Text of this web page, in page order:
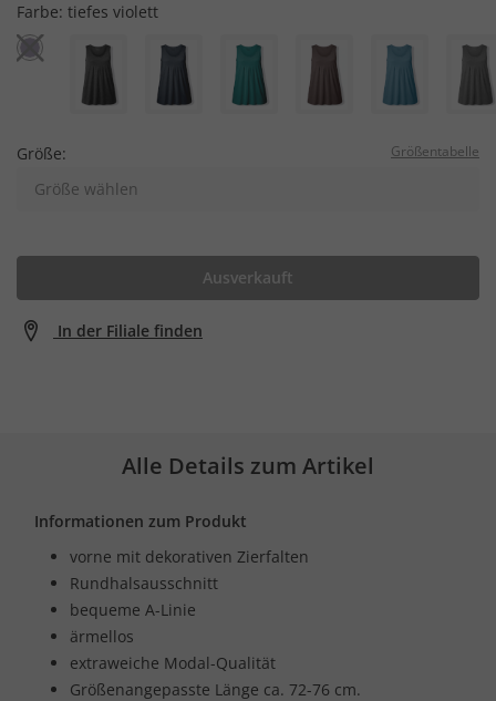
Farbe: tiefes violett
Größe: Größentabelle
Größe wählen
Ausverkauft
In der Filiale finden
Alle Details zum Artikel
Informationen zum Produkt
vorne mit dekorativen Zierfalten
Rundhalsausschnitt
bequeme A-Linie
ärmellos
extraweiche Modal-Qualität
Größenangepasste Länge ca. 72-76 cm.